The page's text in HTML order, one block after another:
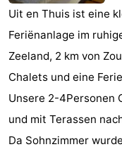
Joossesweg
-
Kustlicht
-
Meerpaal
-
Strandcamping
Valkenisse
-
Zee,
Hotels
Uit en Thuis ist eine
Feriënanlage im
Zeeland, 2 km von
Chalets und eine
Unsere 2-4Personen
und mit Terassen
Da Sohnzimmer